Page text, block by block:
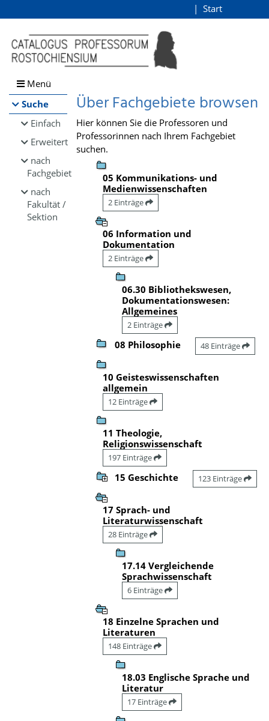
Browsen
direkt zum Inhalt
Start
Menü
Suche
Einfach
Erweitert
nach
Fachgebiet
nach
Fakultät /
Sektion
Über Fachgebiete browsen
Hier können Sie die Professoren und
Professorinnen nach Ihrem Fachgebiet
suchen.
05 Kommunikations- und
Medienwissenschaften
2 Einträge
06 Information und
Dokumentation
2 Einträge
06.30 Bibliothekswesen,
Dokumentationswesen:
Allgemeines
2 Einträge
08 Philosophie 48 Einträge
10 Geisteswissenschaften
allgemein
12 Einträge
11 Theologie,
Religionswissenschaft
197 Einträge
15 Geschichte 123 Einträge
17 Sprach- und
Literaturwissenschaft
28 Einträge
17.14 Vergleichende
Sprachwissenschaft
6 Einträge
18 Einzelne Sprachen und
Literaturen
148 Einträge
18.03 Englische Sprache und
Literatur
17 Einträge